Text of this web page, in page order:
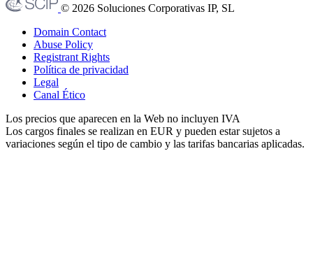
© 2026 Soluciones Corporativas IP, SL
Domain Contact
Abuse Policy
Registrant Rights
Política de privacidad
Legal
Canal Ético
Los precios que aparecen en la Web no incluyen IVA
Los cargos finales se realizan en EUR y pueden estar sujetos a
variaciones según el tipo de cambio y las tarifas bancarias aplicadas.